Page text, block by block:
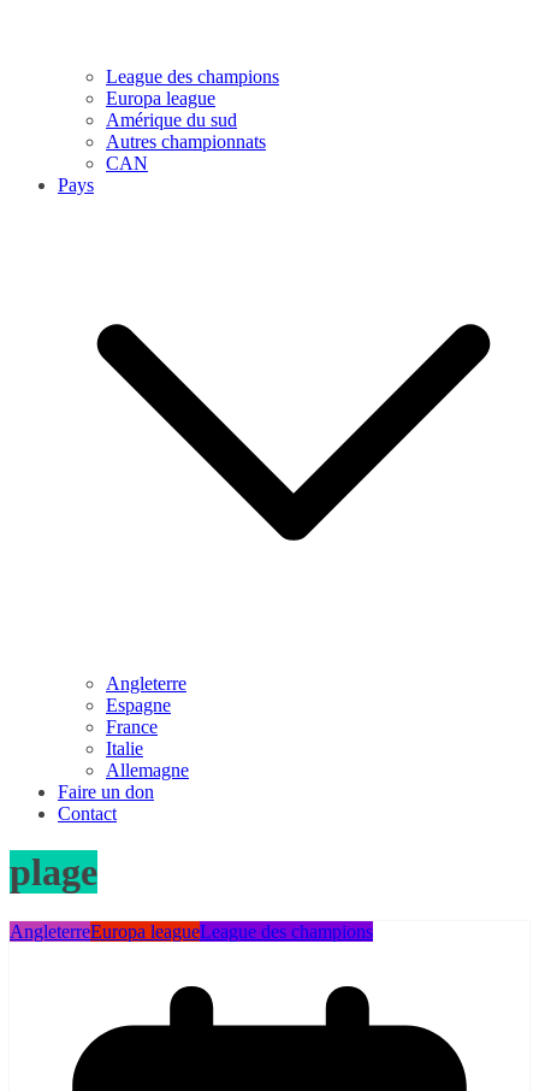
League des champions
Europa league
Amérique du sud
Autres championnats
CAN
Pays
Angleterre
Espagne
France
Italie
Allemagne
Faire un don
Contact
plage
AngleterreEuropa leagueLeague des champions